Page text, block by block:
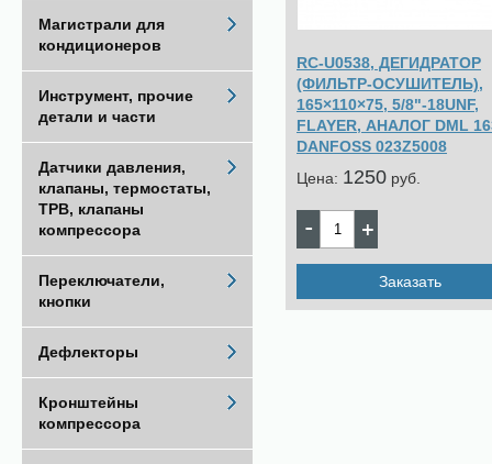
RC-U0538, ДЕГИДРАТОР
(ФИЛЬТР-ОСУШИТЕЛЬ),
165×110×75, 5/8"-18UNF,
FLAYER, АНАЛОГ DML
DANFOSS 023Z5008
Цена: 1250 pуб.
Заказать
Магистрали для
кондиционеров
Инструмент, прочие
детали и части
Датчики давления,
клапаны, термостаты,
ТРВ, клапаны
компрессора
Переключатели,
кнопки
Дефлекторы
Кронштейны
компрессора